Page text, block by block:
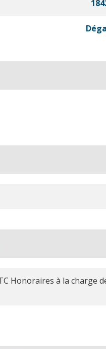
Honoraires à la charge